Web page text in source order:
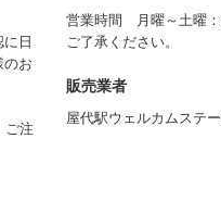
日
のお
ご注
営業時間 月曜～土曜
ご了承ください。
販売業者
屋代駅ウェルカムステ